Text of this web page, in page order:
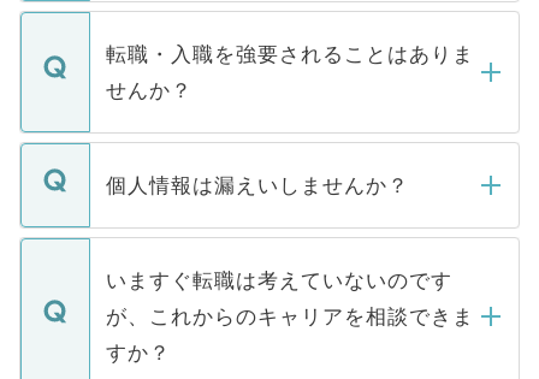
ます。通常、5営業日以内にはご連絡をせて
いただきますので、しばらくお待ちくださ
マイナビDOCTORで取り扱っている求人の
うち約3割は、Webサイトからご覧いただ
けない「非公開求人」です。非公開求人は
下記の理由によって、一般には公開してい
ません。
■応募殺到を避けるため 人気のある医療機
関を公にしてしまうと、応募が殺到する場
に、医療機関が求める条件に合った人材の
みを人材紹介会社に依頼するケースが増え
ています。
転職・入職を強要されることはありま
せんか？
転職・入職を強要することは一切ありませ
ん。また、仮に応募先から内定をいただい
定を承諾する必要はありません。内定先へ
の辞退の連絡はキャリアパートナーが行い
個人情報は漏えいしませんか？
個人情報が漏えいすることはありませんの
で、ご安心ください。当サイトからの登録
などで収集したご登録者様の個人情報は、
ご本人のキャリアアップおよび転職活動の
支援を目的に使用いたします。お預かりし
いますぐ転職は考えていないのです
が、これからのキャリアを相談できま
すか？